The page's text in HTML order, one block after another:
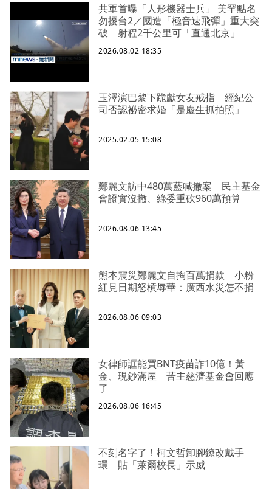
共軍首曝「人形機器士兵」 美罕點名
勿擾台2／國造「極音速飛彈」重大突
破 射程2千公里可「直通北京」
2026.08.02 18:35
玉澤演巴黎下跪獻女友戒指 經紀公
司否認祕密求婚「是慶生抓拍照」
2025.02.05 15:08
鄭麗文訪中480萬藍喊撤案 民主基金
會證實沒撤、綠委重砍960萬預算
2026.08.06 13:45
熊本震災鄭麗文自掏百萬捐款 小粉
紅見日期怒槓辱華：廣西水災怎不捐
2026.08.06 09:03
女律師誆能買BNT疫苗詐10億！黃
金、現鈔滿屋 苦主慈濟基金會回應
了
2026.08.06 16:45
不刻名字了！柯文哲卸腳鐐改戴手
環 貼「萊爾校長」示威